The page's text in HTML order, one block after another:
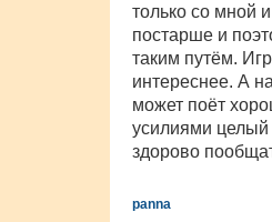
только со мной
постарше и
таким путём.
интереснее. А
может поёт
усилиями целый
здорово
panna